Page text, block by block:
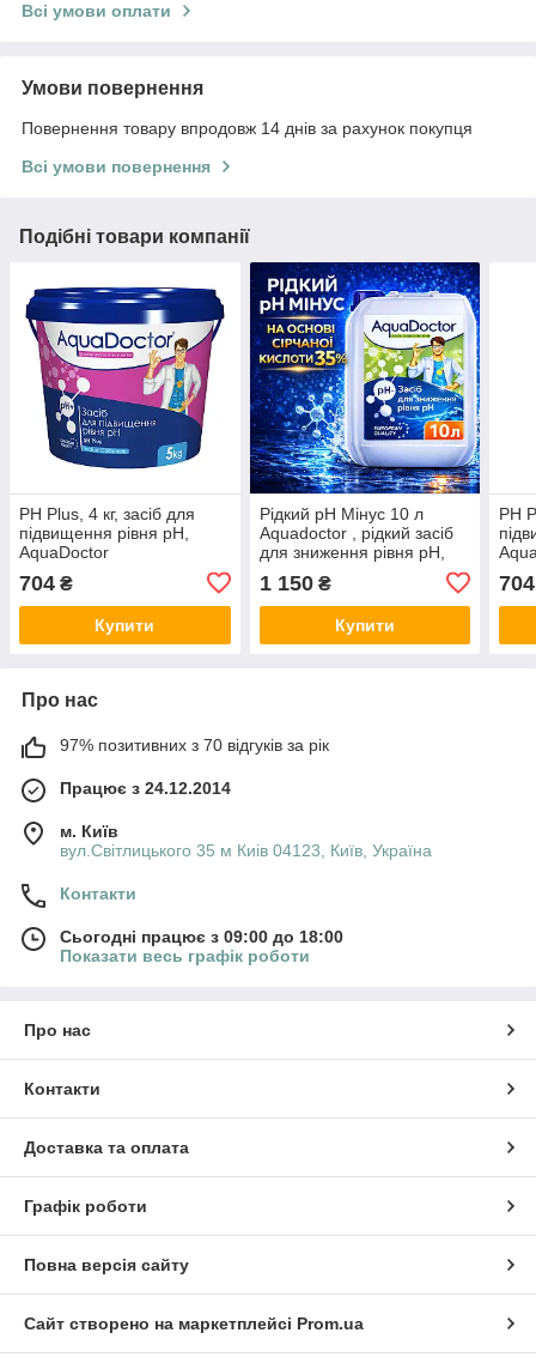
Всі умови оплати
Умови повернення
Повернення товару впродовж 14 днів за рахунок покупця
Всі умови повернення
Подібні товари компанії
PH Plus, 4 кг, засіб для
підвищення рівня pH,
AquaDoctor
704 ₴
Купити
Рідкий pH Мінус 10 л
Aquadoctor , рідкий засіб
для зниження рівня pH,
Сірчана кислота 35% , pH
Minus Аквадоктор
1 150₴
Купити
PH
704
Про нас
97% позитивних з 70 відгуків за рік
Працює з 24.12.2014
м. Київ
вул.Світлицького 35 м Киів 04123, Київ, Україна
Контакти
Сьогодні працює з 09:00 до 18:00
Показати весь графік роботи
Про нас
Контакти
Доставка та оплата
Графік роботи
Повна версія сайту
Сайт створено на маркетплейсі Prom.ua